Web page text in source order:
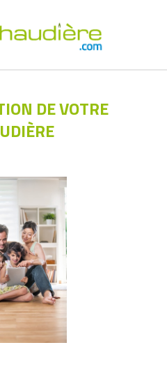
DE VOTRE